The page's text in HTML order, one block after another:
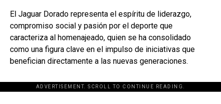
El Jaguar Dorado representa el espíritu de liderazgo,
compromiso social y pasión por el deporte que
caracteriza al homenajeado, quien se ha consolidado
como una figura clave en el impulso de iniciativas que
benefician directamente a las nuevas generaciones.
ADVERTISEMENT. SCROLL TO CONTINUE READING.
[adsforwp id="243463"]